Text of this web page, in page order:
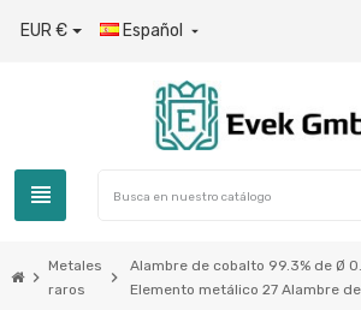
EUR € Español 
view_headline
chevron_right
Metales
raros
chevron_right
Alambre de cobalto 99.3% de Ø
Elemento metálico 27 Alambre